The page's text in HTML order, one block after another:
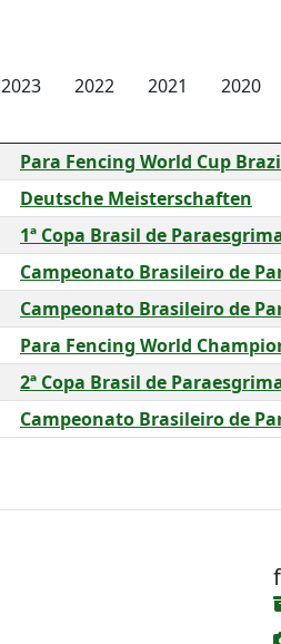
2023 2022 2021 2020
Para Fencing World Cup
Deutsche Meisterschaften
1ª Copa Brasil de
Campeonato Brasileiro de
Campeonato Brasileiro de
Para Fencing World
2ª Copa Brasil de
Campeonato Brasileiro de